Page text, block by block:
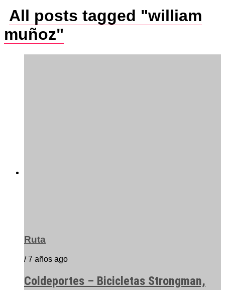
All posts tagged "william
muñoz"
Ruta
/ 7 años ago
Coldeportes – Bicicletas Strongman,